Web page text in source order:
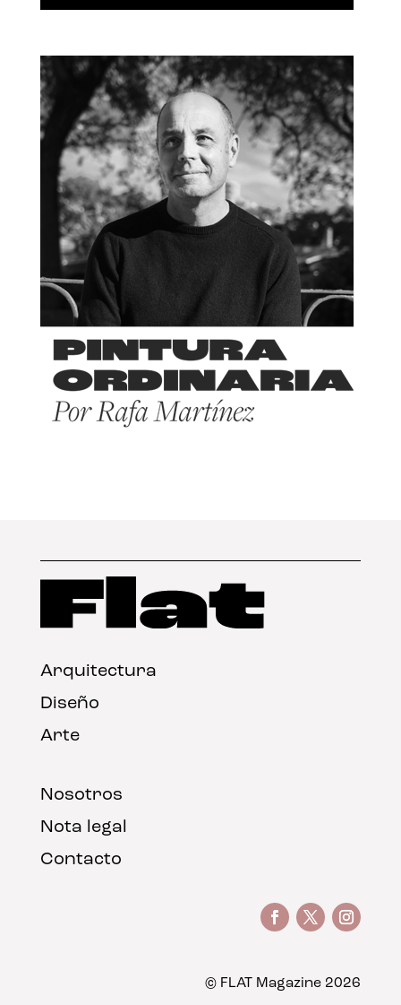
Arquitectura
Diseño
Arte
Nosotros
Nota legal
Contacto
© FLAT Magazine 2026